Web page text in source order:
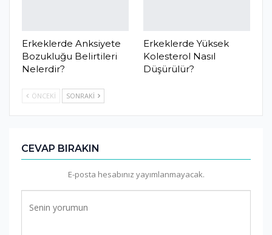
Erkeklerde Anksiyete
Bozukluğu Belirtileri
Nelerdir?
Erkeklerde Yüksek
Kolesterol Nasıl
Düşürülür?
ÖNCEKI SONRAKI
CEVAP BIRAKIN
E-posta hesabınız yayımlanmayacak.